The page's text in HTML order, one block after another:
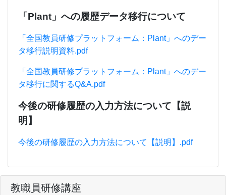
教職員研修講座
「Plant」への履歴データ移行について
「全国教員研修プラットフォーム：Plant」へのデー
タ移行説明資料.pdf
「全国教員研修プラットフォーム：Plant」へのデー
タ移行に関するQ&A.pdf
今後の研修履歴の入力方法について【説
明】
今後の研修履歴の入力方法について【説明】.pdf